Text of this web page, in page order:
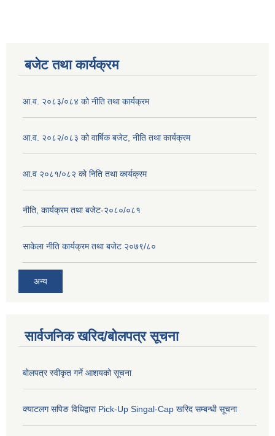
बजेट तथा कार्यक्रम
आ.व. २०८३/०८४ को नीति तथा कार्यक्रम
आ.व. २०८२/०८३ को वार्षिक बजेट, नीति तथा कार्यक्रम
आ.व २०८१/०८२ को निति तथा कार्यक्रम
नीति, कार्यक्रम तथा बजेट-२०८०/०८१
साकेला नीति कार्यक्रम तथा बजेट २०७९/८०
अन्य
सार्वजनिक खरिद/बोलपत्र सूचना
बोलपत्र स्वीकृत गर्ने आशयको सूचना
क्याटलग सपिङ विधिद्वारा Pick-Up Singal-Cap खरिद सम्बन्धी सूचना